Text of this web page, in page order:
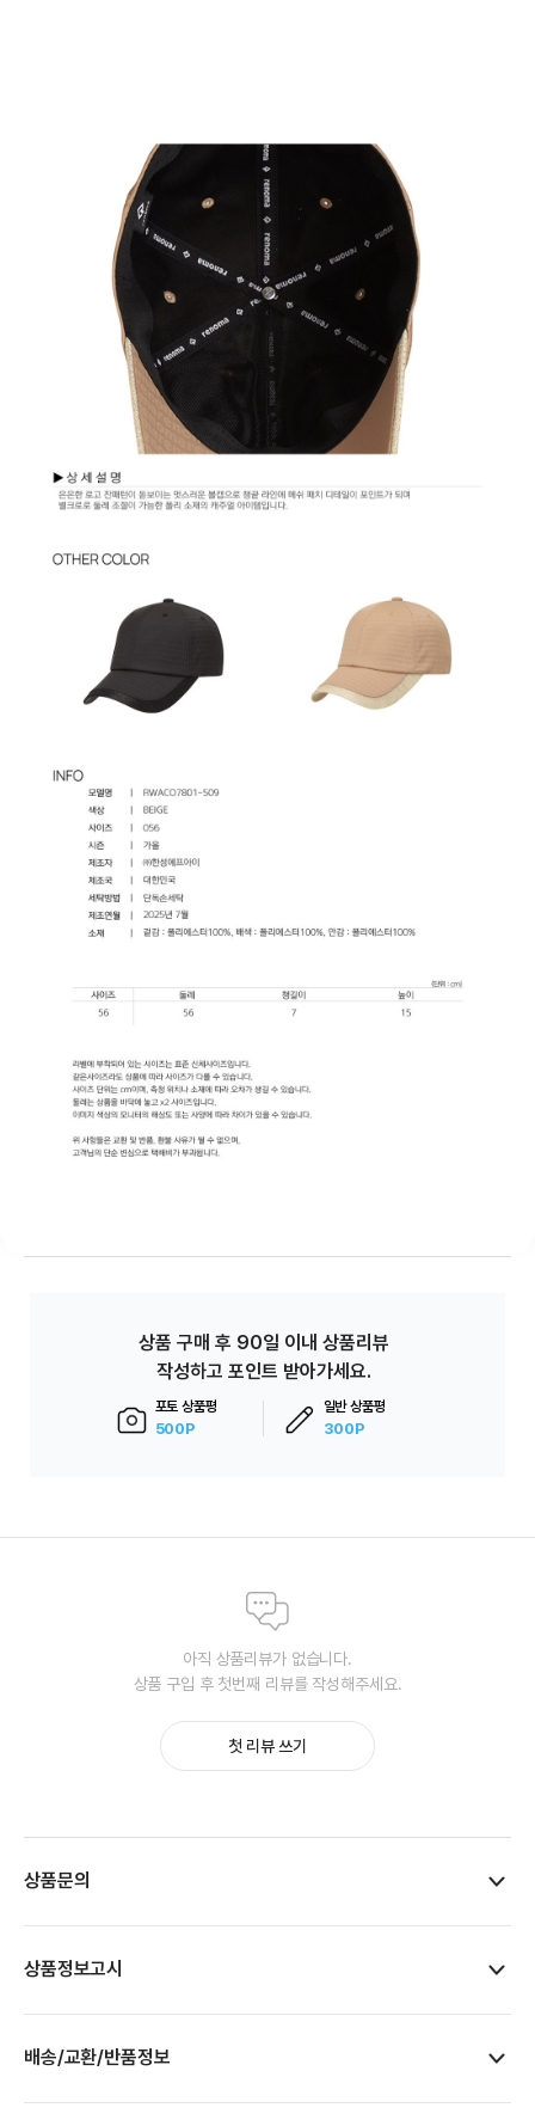
상품 구매 후 90일 이내 상품리뷰
작성하고 포인트 받아가세요.
포토 상품평
500P
일반 상품평
300P
아직 상품리뷰가 없습니다.
상품 구입 후 첫번째 리뷰를 작성해주세요.
첫 리뷰 쓰기
상품문의
상품정보고시
배송/교환/반품정보